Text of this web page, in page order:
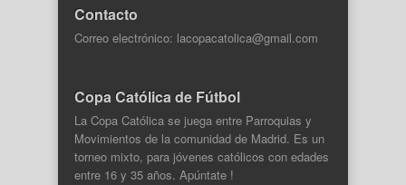
Contacto
Correo electrónico: lacopacatolica@gmail.com
Copa Católica de Fútbol
La Copa Católica se juega entre Parroquias y
Movimientos de la comunidad de Madrid. Es un
torneo mixto, para jóvenes católicos con edades
entre 16 y 35 años. Apúntate !